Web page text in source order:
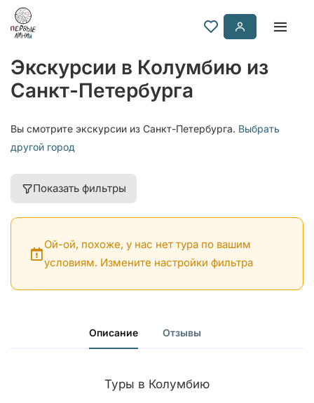
Экскурсии в Колумбию из
Санкт-Петербурга
Вы смотрите экскурсии из Санкт-Петербурга. Выбрать
другой город
Показать фильтры
Ой-ой, похоже, у нас нет тура по вашим
условиям. Измените настройки фильтра
Описание Отзывы
Туры в Колумбию